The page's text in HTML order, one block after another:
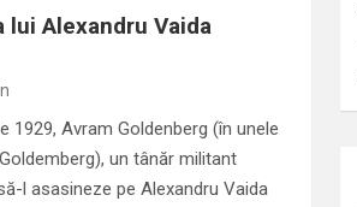
Alexandru Vaida
1929, Avram Goldenberg (în unele
un tânăr militant
l asasineze pe Alexandru Vaida